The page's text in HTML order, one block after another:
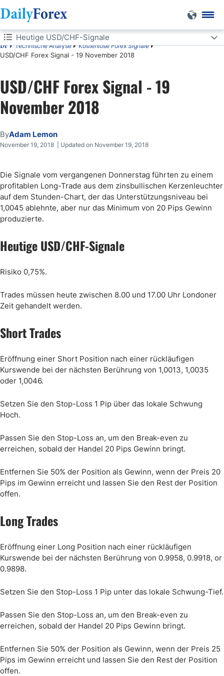
DF Technische Analyse Kostenlose Forex Signale
USD/CHF Forex Signal - 19 November 2018
Heutige USD/CHF-Signale
Heutige USD/CHF-Signale
Short Trades
Long Trades
USD/CHF Forex Signal - 19
November 2018
ByAdam Lemon
November 19, 2018 | Updated on November 19, 2018
Die Signale vom vergangenen Donnerstag führten zu einem
profitablen Long-Trade aus dem zinsbullischen Kerzenleuchter
auf dem Stunden-Chart, der das Unterstützungsniveau bei
1,0045 ablehnte, aber nur das Minimum von 20 Pips Gewinn
produzierte.
Heutige USD/CHF-Signale
Risiko 0,75%.
Trades müssen heute zwischen 8.00 und 17.00 Uhr Londoner
Zeit gehandelt werden.
Short Trades
Eröffnung einer Short Position nach einer rückläufigen
Kurswende bei der nächsten Berührung von 1,0013, 1,0035
oder 1,0046.
Setzen Sie den Stop-Loss 1 Pip über das lokale Schwung
Hoch.
Passen Sie den Stop-Loss an, um den Break-even zu
erreichen, sobald der Handel 20 Pips Gewinn bringt.
Entfernen Sie 50% der Position als Gewinn, wenn der Preis 20
Pips im Gewinn erreicht und lassen Sie den Rest der Position
offen.
Long Trades
Eröffnung einer Long Position nach einer rückläufigen
Kurswende bei der nächsten Berührung von 0.9958, 0.9918, or
0.9898.
Setzen Sie den Stop-Loss 1 Pip unter das lokale Schwung-Tief.
Passen Sie den Stop-Loss an, um den Break-even zu
erreichen, sobald der Handel 20 Pips Gewinn bringt.
Entfernen Sie 50% der Position als Gewinn, wenn der Preis 25
Pips im Gewinn erreicht und lassen Sie den Rest der Position
offen.